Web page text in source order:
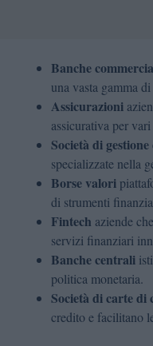
Banche
una vasta gamma
Assicurazioni
assicurativa per
Società di
specializzate nella
Borse valori
di strumenti
Fintech aziende
servizi finanziari
Banche centrali
politica monetaria.
Società di carte di
credito e facilitano